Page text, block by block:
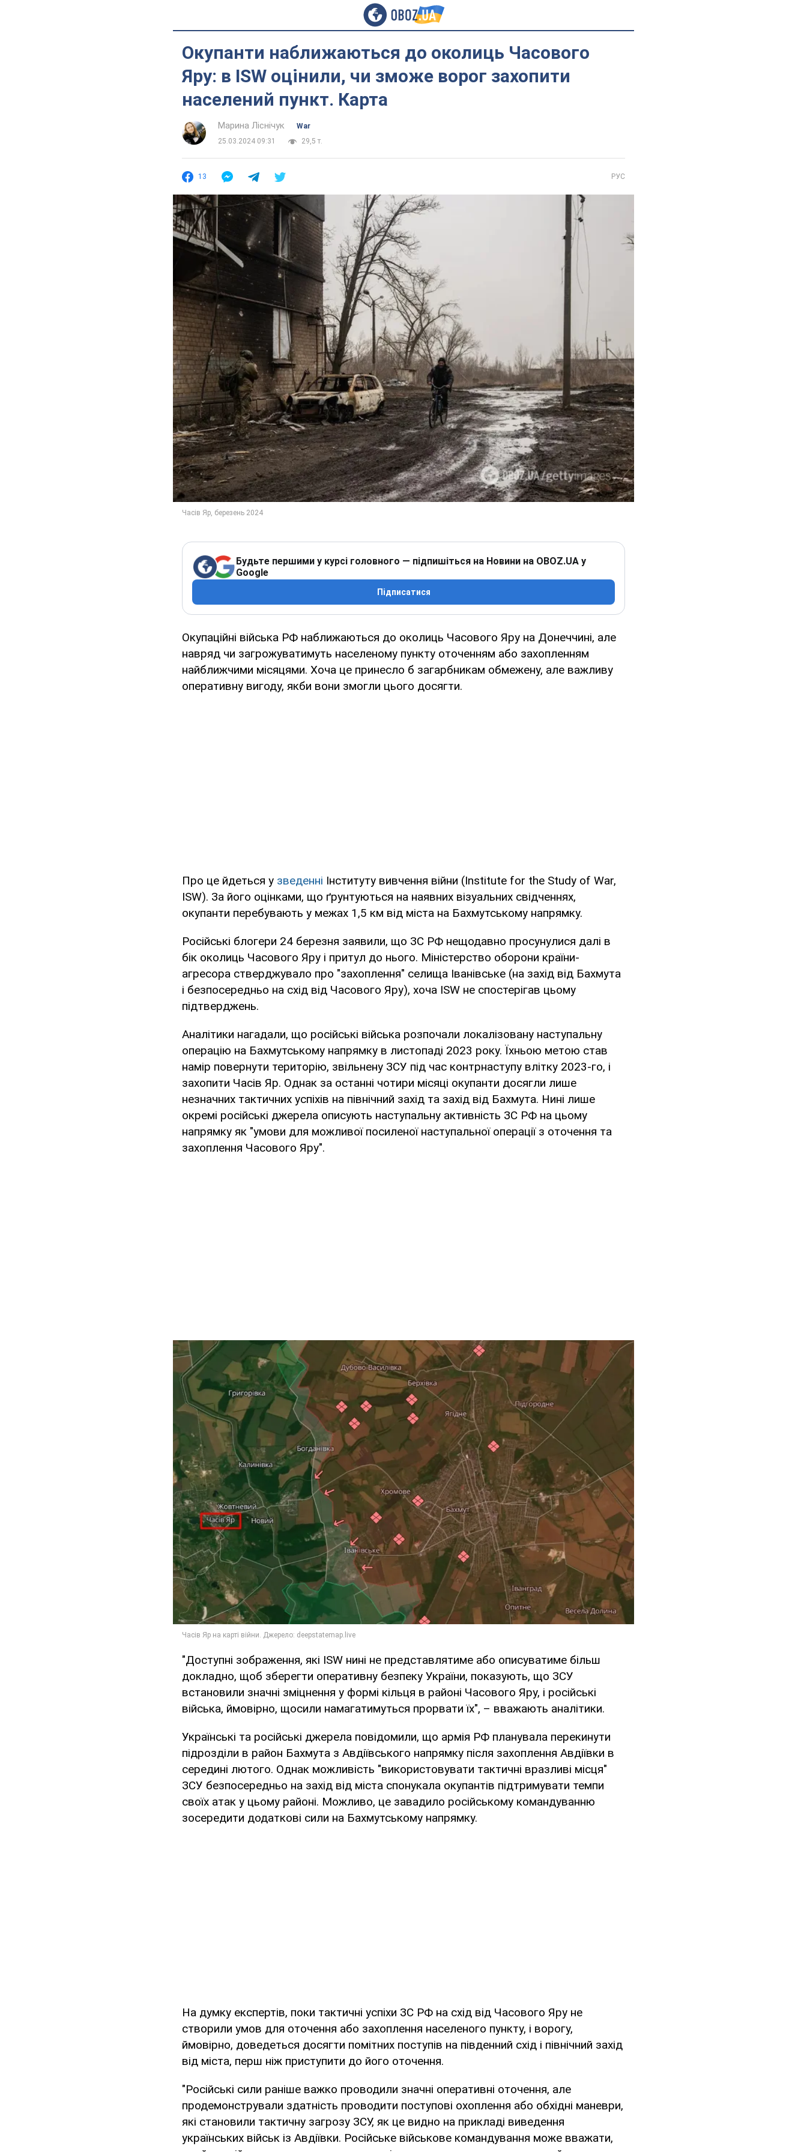
Окупанти наближаються до околиць Часового
Яру: в ISW оцінили, чи зможе ворог захопити
населений пункт. Карта
Марина Ліснічук
War
25.03.2024 09:31
29,5 т.
13 РУС
Будьте першими у курсі головного — підпишіться на Новини на OBOZ.UA у
Google
Підписатися
Окупаційні війська РФ наближаються до околиць Часового Яру на Донеччині, але
навряд чи загрожуватимуть населеному пункту оточенням або захопленням
найближчими місяцями. Хоча це принесло б загарбникам обмежену, але важливу
оперативну вигоду, якби вони змогли цього досягти.
Про це йдеться у зведенні Інституту вивчення війни (Institute for the Study of War,
ISW). За його оцінками, що ґрунтуються на наявних візуальних свідченнях,
окупанти перебувають у межах 1,5 км від міста на Бахмутському напрямку.
Російські блогери 24 березня заявили, що ЗС РФ нещодавно просунулися далі в
бік околиць Часового Яру і притул до нього. Міністерство оборони країни-
агресора стверджувало про "захоплення" селища Іванівське (на захід від Бахмута
і безпосередньо на схід від Часового Яру), хоча ISW не спостерігав цьому
підтверджень.
Аналітики нагадали, що російські війська розпочали локалізовану наступальну
операцію на Бахмутському напрямку в листопаді 2023 року. Їхньою метою став
намір повернути територію, звільнену ЗСУ під час контрнаступу влітку 2023-го, і
захопити Часів Яр. Однак за останні чотири місяці окупанти досягли лише
незначних тактичних успіхів на північний захід та захід від Бахмута. Нині лише
окремі російські джерела описують наступальну активність ЗС РФ на цьому
напрямку як "умови для можливої посиленої наступальної операції з оточення та
захоплення Часового Яру".
"Доступні зображення, які ISW нині не представлятиме або описуватиме більш
докладно, щоб зберегти оперативну безпеку України, показують, що ЗСУ
встановили значні зміцнення у формі кільця в районі Часового Яру, і російські
війська, ймовірно, щосили намагатимуться прорвати їх", – вважають аналітики.
Українські та російські джерела повідомили, що армія РФ планувала перекинути
підрозділи в район Бахмута з Авдіївського напрямку після захоплення Авдіївки в
середині лютого. Однак можливість "використовувати тактичні вразливі місця"
ЗСУ безпосередньо на захід від міста спонукала окупантів підтримувати темпи
своїх атак у цьому районі. Можливо, це завадило російському командуванню
зосередити додаткові сили на Бахмутському напрямку.
На думку експертів, поки тактичні успіхи ЗС РФ на схід від Часового Яру не
створили умов для оточення або захоплення населеного пункту, і ворогу,
ймовірно, доведеться досягти помітних поступів на південний схід і північний захід
від міста, перш ніж приступити до його оточення.
"Російські сили раніше важко проводили значні оперативні оточення, але
продемонстрували здатність проводити поступові охоплення або обхідні маневри,
які становили тактичну загрозу ЗСУ, як це видно на прикладі виведення
українських військ із Авдіївки. Російське військове командування може вважати,